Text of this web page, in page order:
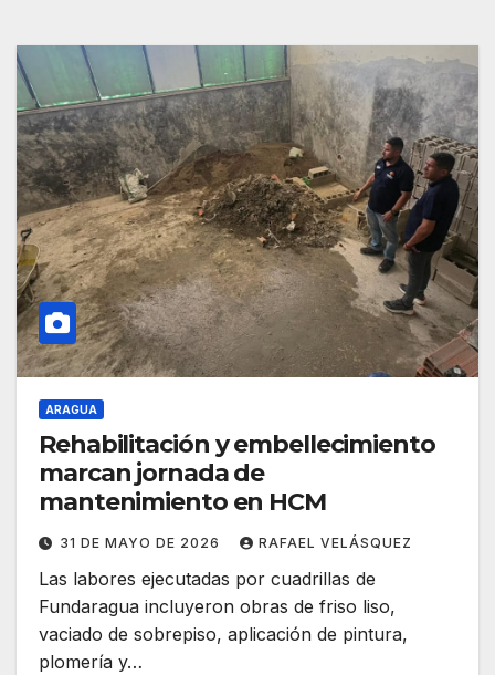
ARAGUA
Rehabilitación y embellecimiento
marcan jornada de
mantenimiento en HCM
31 DE MAYO DE 2026 RAFAEL VELÁSQUEZ
Las labores ejecutadas por cuadrillas de
Fundaragua incluyeron obras de friso liso,
vaciado de sobrepiso, aplicación de pintura,
plomería y…